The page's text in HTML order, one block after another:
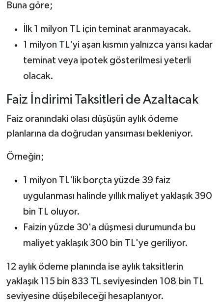
Buna göre;
İlk 1 milyon TL için teminat aranmayacak.
1 milyon TL'yi aşan kısmın yalnızca yarısı kadar
teminat veya ipotek gösterilmesi yeterli
olacak.
Faiz İndirimi Taksitleri de Azaltacak
Faiz oranındaki olası düşüşün aylık ödeme
planlarına da doğrudan yansıması bekleniyor.
Örneğin;
1 milyon TL'lik borçta yüzde 39 faiz
uygulanması halinde yıllık maliyet yaklaşık 390
bin TL oluyor.
Faizin yüzde 30'a düşmesi durumunda bu
maliyet yaklaşık 300 bin TL'ye geriliyor.
12 aylık ödeme planında ise aylık taksitlerin
yaklaşık 115 bin 833 TL seviyesinden 108 bin TL
seviyesine düşebileceği hesaplanıyor.